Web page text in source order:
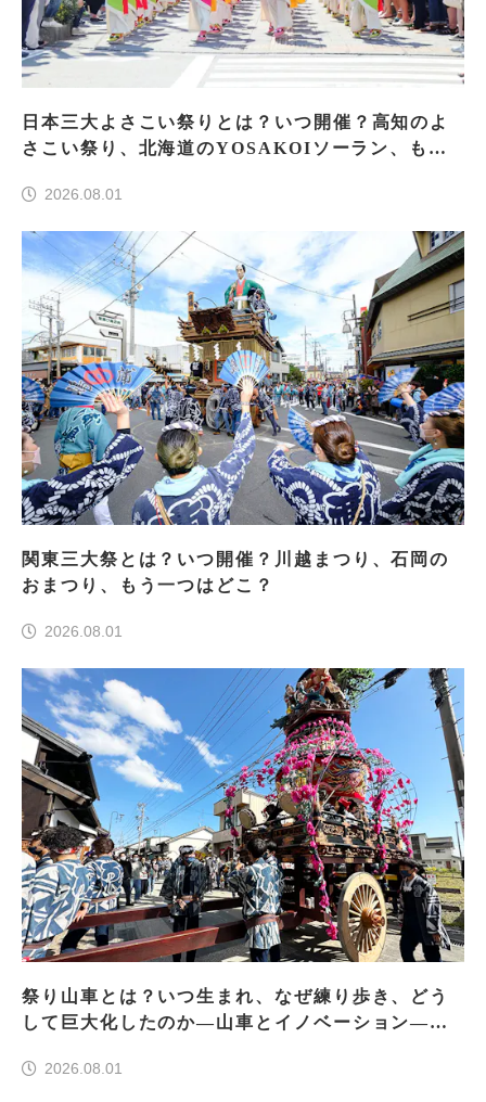
日本三大よさこい祭りとは？いつ開催？高知のよ
さこい祭り、北海道のYOSAKOIソーラン、もう
2026.08.01
関東三大祭とは？いつ開催？川越まつり、石岡の
おまつり、もう一つはどこ？
2026.08.01
祭り山車とは？いつ生まれ、なぜ練り歩き、どう
して巨大化したのか―山車とイノベーション―＜
2026.08.01